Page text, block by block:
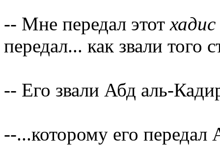
-- Мне передал этотхадис
передал... как звали того
-- Его звали Абд аль-
--...которому его передал